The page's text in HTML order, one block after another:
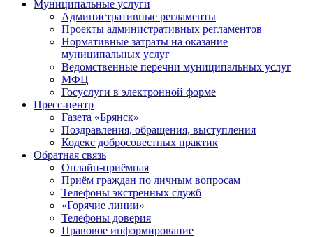
Муниципальные услуги
Административные регламенты
Проекты административных регламентов
Нормативные затраты на оказание
муниципальных услуг
Ведомственные перечни муниципальных услуг
МФЦ
Госуслуги в электронной форме
Пресс-центр
Газета «Брянск»
Поздравления, обращения, выступления
Кодекс добросовестных практик
Обратная связь
Онлайн-приёмная
Приём граждан по личным вопросам
Телефоны экстренных служб
«Горячие линии»
Телефоны доверия
Правовое информирование